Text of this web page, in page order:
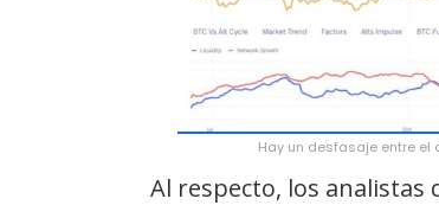
Hay un desfasaje entre el
Al respecto, los analistas